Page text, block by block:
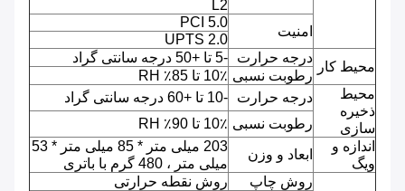
L2
امنیت
PCI 5.0
UPTS 2.0
محیط کار
درجه حرارت
-5 تا +50 درجه سانتی گراد
رطوبت نسبی 10٪ تا 85٪ RH
محیط
ذخیره
سازی
درجه حرارت
-10 تا +60 درجه سانتی گراد
رطوبت نسبی 10٪ تا 90٪ RH
اندازه و
ویگ
ابعاد و وزن
203 میلی متر * 85 میلی متر * 53
میلی متر ، 480 گرم با باتری
روش چاپ
روش نقطه حرارتی